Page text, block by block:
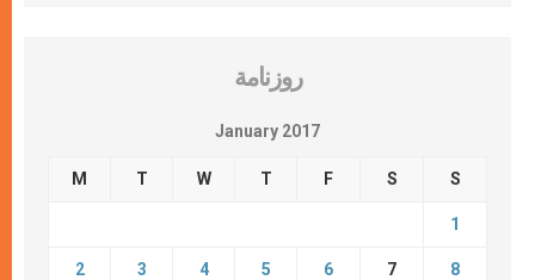
روزنامة
January 2017
M T W T F S S
1
2 3 4 5 6 7 8